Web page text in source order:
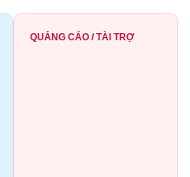
QUẢNG CÁO / TÀI TRỢ